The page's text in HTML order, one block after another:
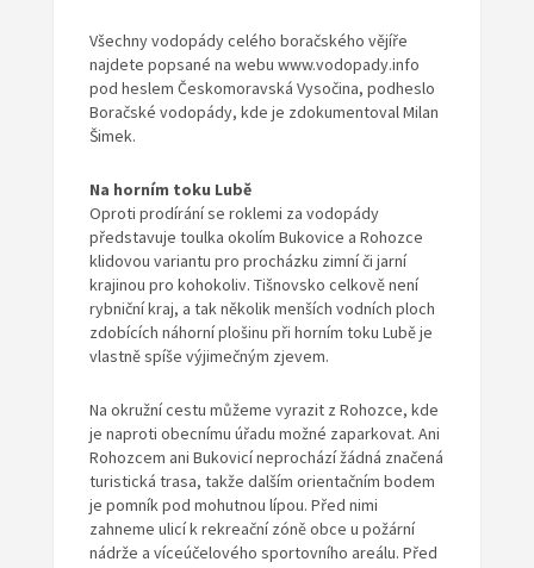
Všechny vodopády celého boračského vějíře
najdete popsané na webu www.vodopady.info
pod heslem Českomoravská Vysočina, podheslo
Boračské vodopády, kde je zdokumentoval Milan
Šimek.
Na horním toku Lubě
Oproti prodírání se roklemi za vodopády
představuje toulka okolím Bukovice a Rohozce
klidovou variantu pro procházku zimní či jarní
krajinou pro kohokoliv. Tišnovsko celkově není
rybniční kraj, a tak několik menších vodních ploch
zdobících náhorní plošinu při horním toku Lubě je
vlastně spíše výjimečným zjevem.
Na okružní cestu můžeme vyrazit z Rohozce, kde
je naproti obecnímu úřadu možné zaparkovat. Ani
Rohozcem ani Bukovicí neprochází žádná značená
turistická trasa, takže dalším orientačním bodem
je pomník pod mohutnou lípou. Před nimi
zahneme ulicí k rekreační zóně obce u požární
nádrže a víceúčelového sportovního areálu. Před